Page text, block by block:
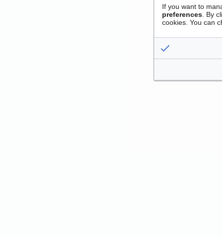
If you want to
preferences. By
cookies. You can